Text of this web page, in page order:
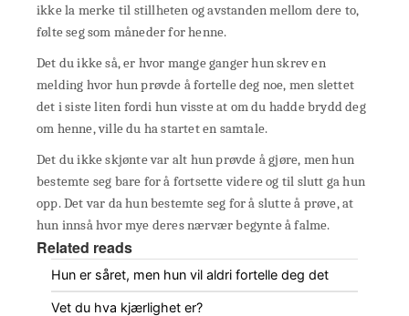
ikke la merke til stillheten og avstanden mellom dere to,
følte seg som måneder for henne.
Det du ikke så, er hvor mange ganger hun skrev en
melding hvor hun prøvde å fortelle deg noe, men slettet
det i siste liten fordi hun visste at om du hadde brydd deg
om henne, ville du ha startet en samtale.
Det du ikke skjønte var alt hun prøvde å gjøre, men hun
bestemte seg bare for å fortsette videre og til slutt ga hun
opp. Det var da hun bestemte seg for å slutte å prøve, at
hun innså hvor mye deres nærvær begynte å falme.
Related reads
Hun er såret, men hun vil aldri fortelle deg det
Vet du hva kjærlighet er?